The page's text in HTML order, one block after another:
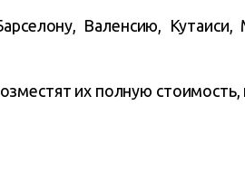
Валенсию, Кутаиси,
их полную